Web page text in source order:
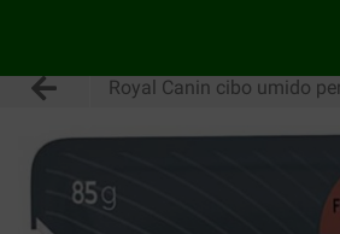
Royal Canin cibo umido